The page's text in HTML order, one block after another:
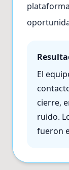
El
cierre,
ruido.
fueron